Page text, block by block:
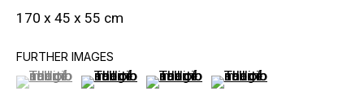
170 x 45 x 55 cm
FURTHER IMAGES
(View a larger image of thumbnail 1 )
, currently selected.
, currently selected.
, currently selected.(View a larger image of thumbnail 2 )
(View a larger image of thumbnail
(View a larger image of